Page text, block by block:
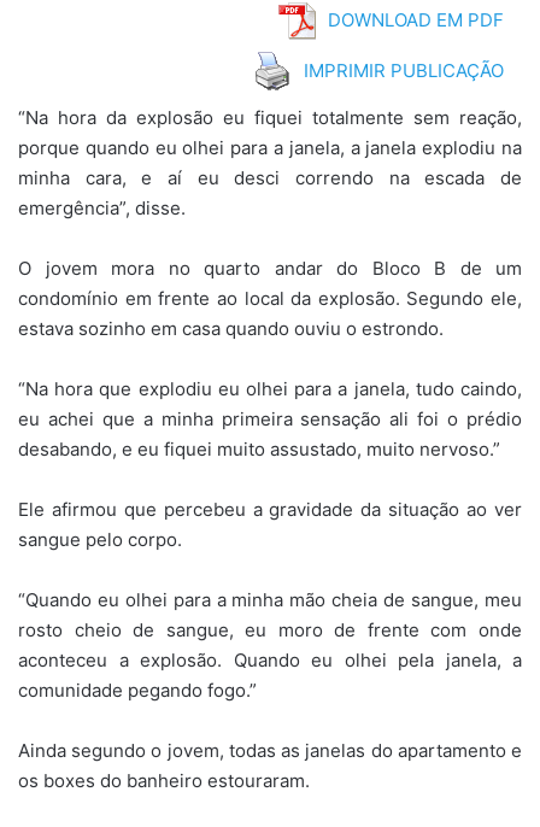
DOWNLOAD EM PDF
IMPRIMIR PUBLICAÇÃO
“Na hora da explosão eu fiquei totalmente sem reação,
porque quando eu olhei para a janela, a janela explodiu na
minha cara, e aí eu desci correndo na escada de
emergência”, disse.
O jovem mora no quarto andar do Bloco B de um
condomínio em frente ao local da explosão. Segundo ele,
estava sozinho em casa quando ouviu o estrondo.
“Na hora que explodiu eu olhei para a janela, tudo caindo,
eu achei que a minha primeira sensação ali foi o prédio
desabando, e eu fiquei muito assustado, muito nervoso.”
Ele afirmou que percebeu a gravidade da situação ao ver
sangue pelo corpo.
“Quando eu olhei para a minha mão cheia de sangue, meu
rosto cheio de sangue, eu moro de frente com onde
aconteceu a explosão. Quando eu olhei pela janela, a
comunidade pegando fogo.”
Ainda segundo o jovem, todas as janelas do apartamento e
os boxes do banheiro estouraram.